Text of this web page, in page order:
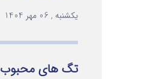
یکشنبه , 06 مهر 1404
تگ های محبوب